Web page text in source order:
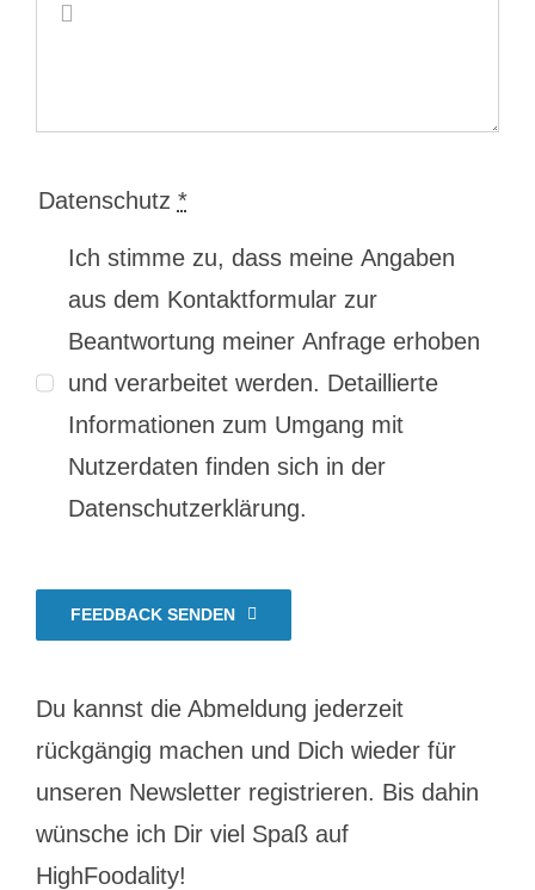
Datenschutz *
Ich stimme zu, dass meine Angaben
aus dem Kontaktformular zur
Beantwortung meiner Anfrage erhoben
und verarbeitet werden. Detaillierte
Informationen zum Umgang mit
Nutzerdaten finden sich in der
Datenschutzerklärung.
FEEDBACK SENDEN
Du kannst die Abmeldung jederzeit
rückgängig machen und Dich wieder für
unseren Newsletter registrieren. Bis dahin
wünsche ich Dir viel Spaß auf
HighFoodality!